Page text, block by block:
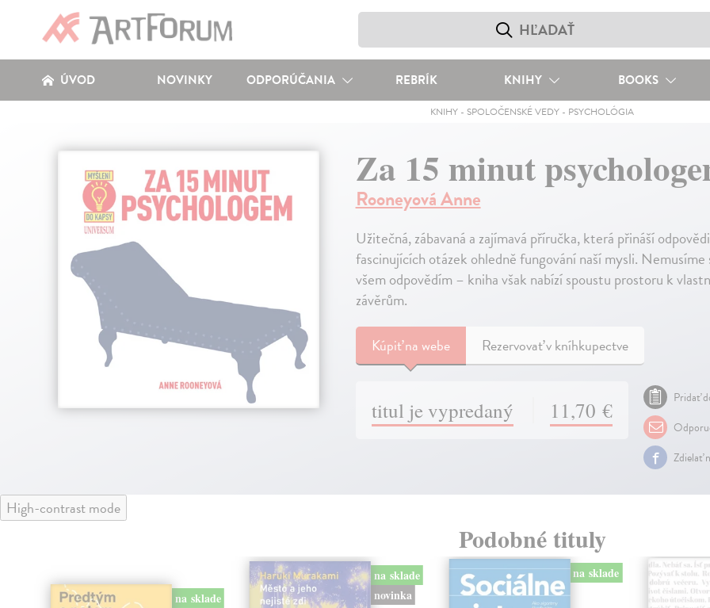
ÚVOD NOVINKY ODPORÚČANIA REBRÍK KNIHY BOOKS
KNIHY - SPOLOČENSKÉ VEDY - PSYCHOLÓGIA
Za 15 minut
Rooneyová Anne
Užitečná, zábavaná a zajímavá příručka, která přináší
fascinujících otázek ohledně fungování naší mysli.
všem odpovědím – kniha však nabízí spoustu prostoru k
závěrům.
Kúpiťna webe Rezervovať v kníhkupectve
titul je vypredaný 11,70 €
Pridať
Zdielať
High-contrast mode
Podobné tituly
na sklade
na sklade
novinka
na sklade